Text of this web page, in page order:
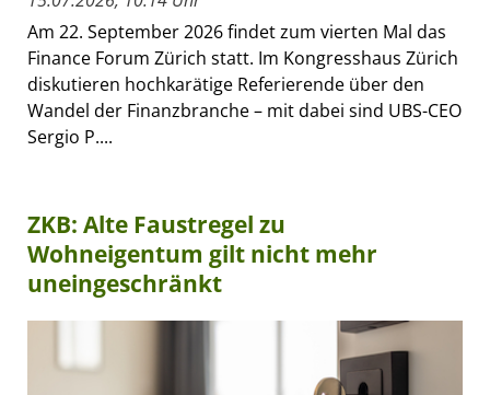
Am 22. September 2026 findet zum vierten Mal das
Finance Forum Zürich statt. Im Kongresshaus Zürich
diskutieren hochkarätige Referierende über den
Wandel der Finanzbranche – mit dabei sind UBS-CEO
Sergio P....
ZKB: Alte Faustregel zu
Wohneigentum gilt nicht mehr
uneingeschränkt